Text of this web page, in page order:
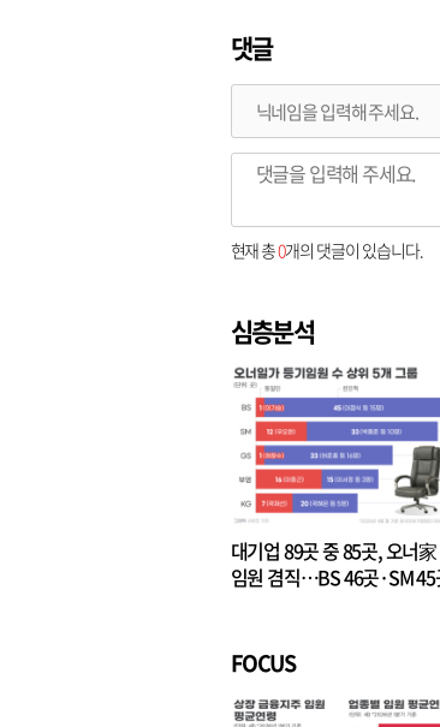
댓글
현재 총0개의 댓글이 있습니다.
심층분석
대기업 89곳 중 85곳, 오너
임원 겸직…BS 46곳·SM 45
FOCUS